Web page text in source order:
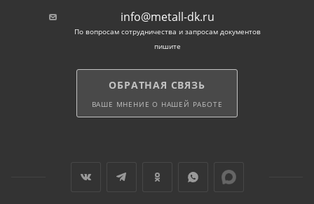
info@metall-dk.ru
По вопросам сотрудничества и запросам документов
пишите
ОБРАТНАЯ СВЯЗЬ
ВАШЕ МНЕНИЕ О НАШЕЙ РАБОТЕ